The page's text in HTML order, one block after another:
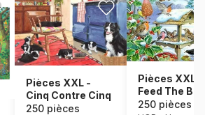
Pièces XXL -
Cinq Contre Cinq
250 pièces
Pièces XXL -
Feed The
250 pièces